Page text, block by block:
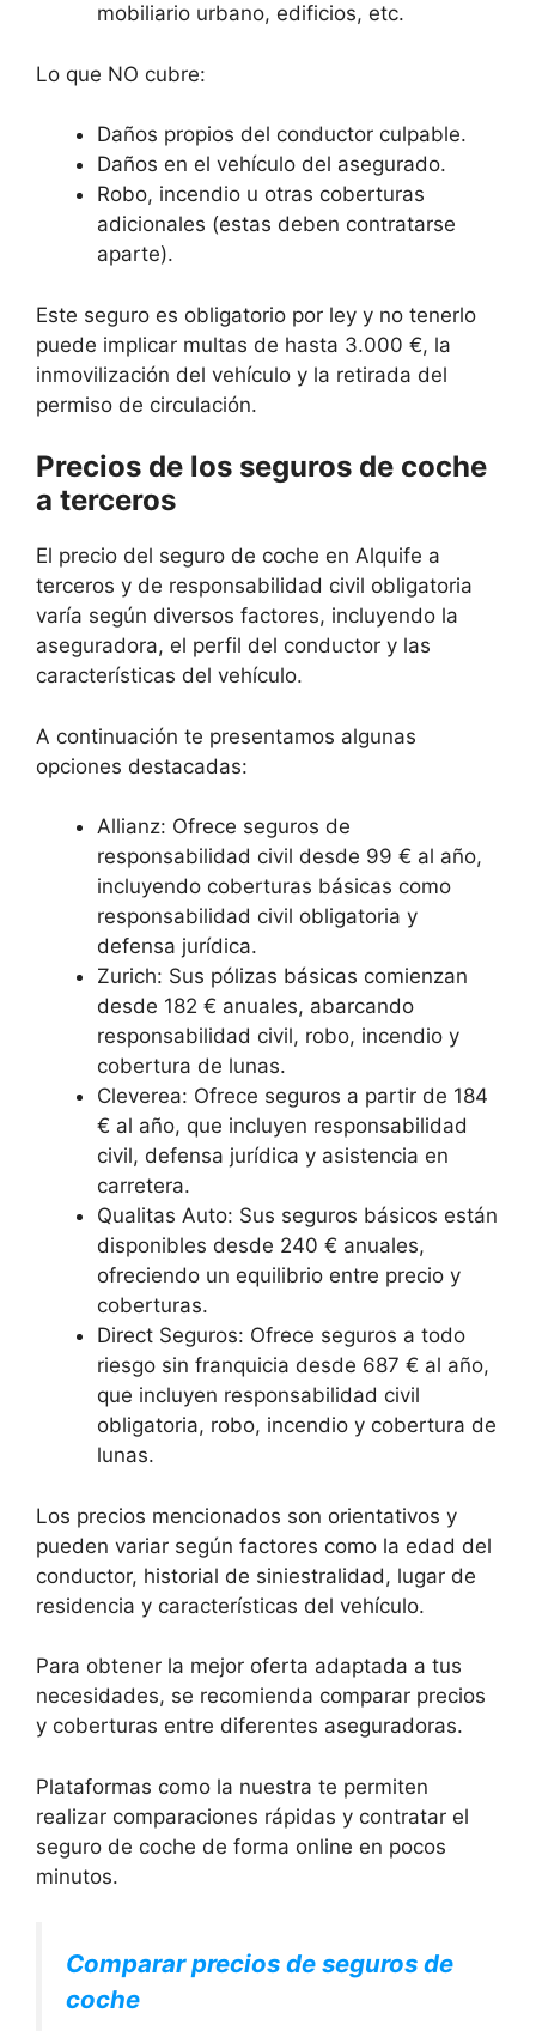
mobiliario urbano, edificios, etc.
Lo que NO cubre:
Daños propios del conductor culpable.
Daños en el vehículo del asegurado.
Robo, incendio u otras coberturas
adicionales (estas deben contratarse
aparte).
Este seguro es obligatorio por ley y no tenerlo
puede implicar multas de hasta 3.000 €, la
inmovilización del vehículo y la retirada del
permiso de circulación.
Precios de los seguros de coche
a terceros
El precio del seguro de coche en Alquife a
terceros y de responsabilidad civil obligatoria
varía según diversos factores, incluyendo la
aseguradora, el perfil del conductor y las
características del vehículo.
A continuación te presentamos algunas
opciones destacadas:
Allianz: Ofrece seguros de
responsabilidad civil desde 99 € al año,
incluyendo coberturas básicas como
responsabilidad civil obligatoria y
defensa jurídica.
Zurich: Sus pólizas básicas comienzan
desde 182 € anuales, abarcando
responsabilidad civil, robo, incendio y
cobertura de lunas.
Cleverea: Ofrece seguros a partir de 184
€ al año, que incluyen responsabilidad
civil, defensa jurídica y asistencia en
carretera.
Qualitas Auto: Sus seguros básicos están
disponibles desde 240 € anuales,
ofreciendo un equilibrio entre precio y
coberturas.
Direct Seguros: Ofrece seguros a todo
riesgo sin franquicia desde 687 € al año,
que incluyen responsabilidad civil
obligatoria, robo, incendio y cobertura de
lunas.
Los precios mencionados son orientativos y
pueden variar según factores como la edad del
conductor, historial de siniestralidad, lugar de
residencia y características del vehículo.
Para obtener la mejor oferta adaptada a tus
necesidades, se recomienda comparar precios
y coberturas entre diferentes aseguradoras.
Plataformas como la nuestra te permiten
realizar comparaciones rápidas y contratar el
seguro de coche de forma online en pocos
minutos.
Comparar precios de seguros de
coche